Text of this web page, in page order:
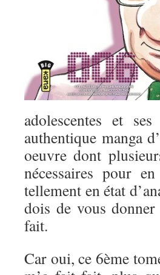
adolescentes et
authentique manga
oeuvre dont
nécessaires pour
tellement en état
dois de vous
fait.
Car oui, ce 6ème